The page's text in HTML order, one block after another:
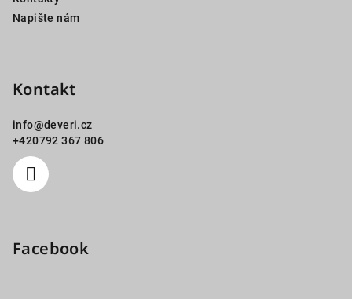
Napište nám
Kontakt
info@deveri.cz
+420792 367 806
Facebook